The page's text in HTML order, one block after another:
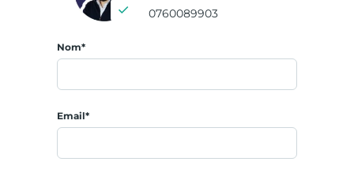
0760089903
Nom*
Email*